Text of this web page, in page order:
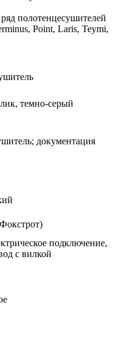
полотенцесушителей
Point, Laris, Teymi,
темно-серый
документация
подключение,
с вилкой